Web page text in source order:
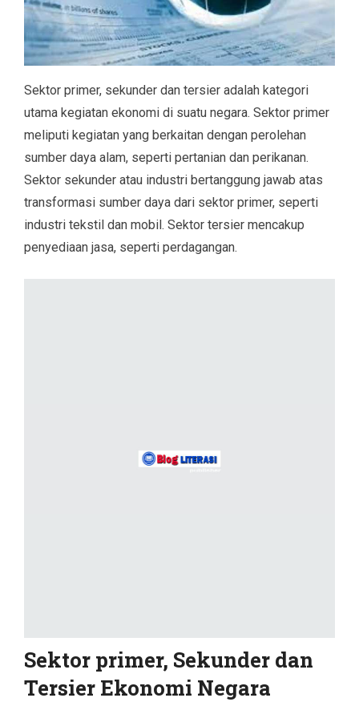
Sektor primer, sekunder dan tersier adalah kategori
utama kegiatan ekonomi di suatu negara. Sektor primer
meliputi kegiatan yang berkaitan dengan perolehan
sumber daya alam, seperti pertanian dan perikanan.
Sektor sekunder atau industri bertanggung jawab atas
transformasi sumber daya dari sektor primer, seperti
industri tekstil dan mobil. Sektor tersier mencakup
penyediaan jasa, seperti perdagangan.
Sektor primer, Sekunder dan
Tersier Ekonomi Negara